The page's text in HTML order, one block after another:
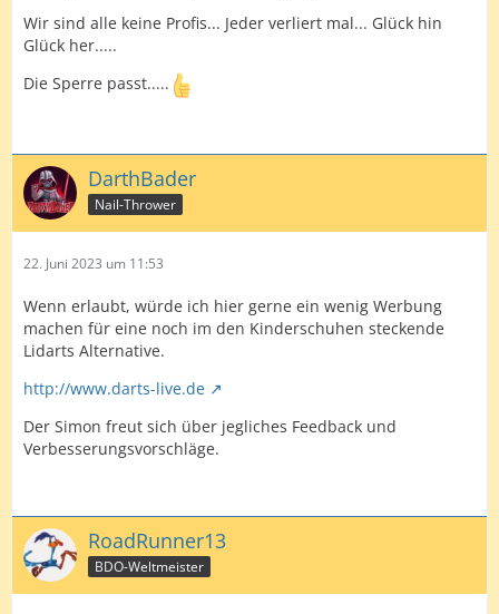
Wir sind alle keine Profis... Jeder verliert mal... Glück hin
Glück her.....
Die Sperre passt.....
DarthBader
Nail-Thrower
22. Juni 2023 um 11:53
Wenn erlaubt, würde ich hier gerne ein wenig Werbung
machen für eine noch im den Kinderschuhen steckende
Lidarts Alternative.
http://www.darts-live.de
Der Simon freut sich über jegliches Feedback und
Verbesserungsvorschläge.
RoadRunner13
BDO-Weltmeister